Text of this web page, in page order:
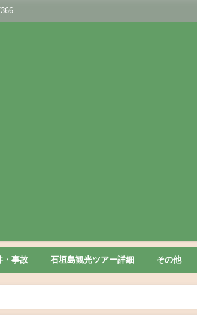
・事故 石垣島観光ツアー詳細 その他